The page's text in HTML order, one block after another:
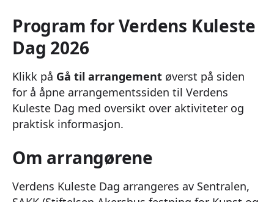
Program for Verdens Kuleste
Dag 2026
Klikk på Gå til arrangement øverst på siden
for å åpne arrangementssiden til Verdens
Kuleste Dag med oversikt over aktiviteter og
praktisk informasjon.
Om arrangørene
Verdens Kuleste Dag arrangeres av Sentralen,